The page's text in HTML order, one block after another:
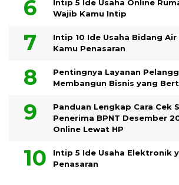
Intip 5 Ide Usaha Online
Wajib Kamu Intip
Intip 10 Ide Usaha Bidang
Kamu Penasaran
Pentingnya Layanan
Membangun Bisnis yang
Panduan Lengkap Cara Cek
Penerima BPNT Desember
Online Lewat HP
Intip 5 Ide Usaha Elektronik
Penasaran